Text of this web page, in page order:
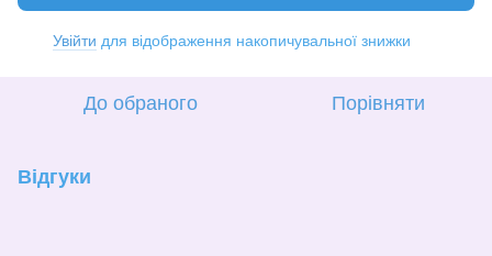
Увійти для відображення накопичувальної знижки
До обраного Порівняти
Відгуки